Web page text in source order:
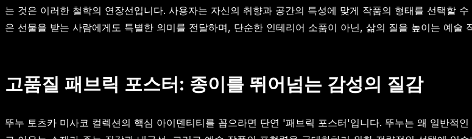
는 것은 이러한 철학의 연장선입니다. 사용자는 자신의 취향과 공간의 특성에 맞게 작품의 형태를 선택할
은 선물을 받는 사람에게도 특별한 의미를 전달하며, 단순한 인테리어 소품이 아닌, 삶의 질을 높이는 예술
고품질 패브릭 포스터: 종이를 뛰어넘는 감성의 질감
뚜누 토츠카 미사코 컬렉션의 핵심 아이덴티티를 꼽으라면 단연 '패브릭 포스터'입니다. 뚜누는 왜 일반적